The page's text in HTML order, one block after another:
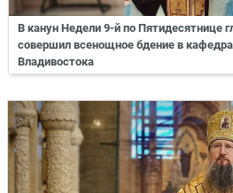
В канун Недели 9-й по Пятидесятнице
совершил всенощное бдение в
Владивостока